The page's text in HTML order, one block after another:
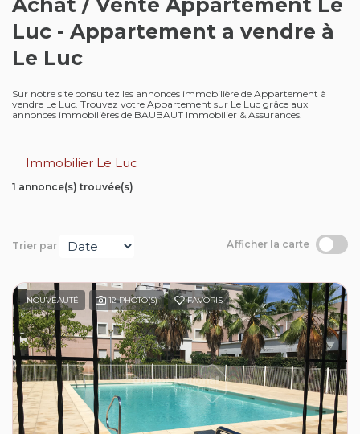
L'agence
Contact
Estimation
Achat / Vente Appartement Le
Luc - Appartement a vendre à
Le Luc
Sur notre site consultez les annonces immobilière de Appartement à
vendre Le Luc. Trouvez votre Appartement sur Le Luc grâce aux
annonces immobilières de BAUBAUT Immobilier & Assurances.
Immobilier Le Luc
1 annonce(s) trouvée(s)
Trier par Afficher la carte
NOUVEAUTÉ 12 PHOTO(S) FAVORIS